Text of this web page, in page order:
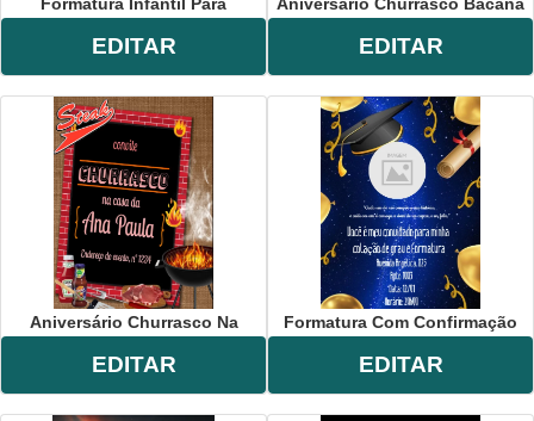
EDITAR EDITAR
Aniversário Churrasco Na
EDITAR
Formatura Com Confirmação
EDITAR